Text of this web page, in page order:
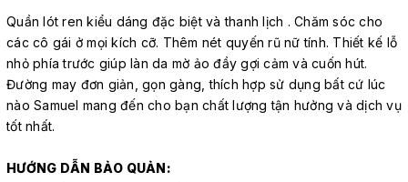
Quần lót ren kiểu dáng đặc biệt và thanh lịch . Chăm sóc cho
các cô gái ở mọi kích cỡ. Thêm nét quyến rũ nữ tính. Thiết kế lỗ
nhỏ phía trước giúp làn da mờ ảo đầy gợi cảm và cuốn hút.
Đường may đơn giản, gọn gàng, thích hợp sử dụng bất cứ lúc
nào Samuel mang đến cho bạn chất lượng tận hưởng và dịch vụ
tốt nhất.
HƯỚNG DẪN BẢO QUẢN: